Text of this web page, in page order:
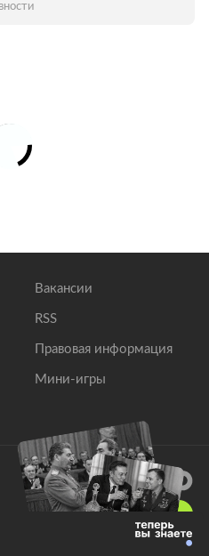
Вакансии
RSS
Правовая информация
Мини-игры
права защищены.